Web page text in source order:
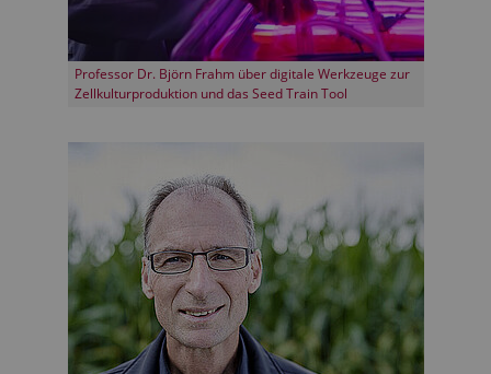
Professor Dr. Björn Frahm über digitale Werkzeuge zur
Zellkulturproduktion und das Seed Train Tool